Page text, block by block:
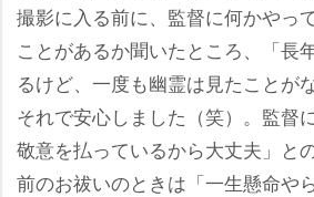
撮影に入る前に、監督に何かやっ
ことがあるか聞いたところ、「長
るけど、一度も幽霊は見たことが
それで安心しました（笑）。監督
敬意を払っているから大丈夫」と
前のお祓いのときは「一生懸命や